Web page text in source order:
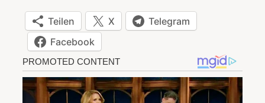
Teilen X
Telegram
Facebook